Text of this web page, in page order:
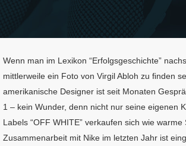
Wenn man im Lexikon “Erfolgsgeschichte”
mittlerweile ein Foto von Virgil Abloh zu ﬁnden
amerikanische Designer ist seit Monaten
1 – kein Wunder, denn nicht nur seine eigenen
Labels “OFF WHITE” verkaufen sich wie
Zusammenarbeit mit Nike im letzten Jahr ist